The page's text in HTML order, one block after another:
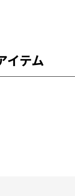
イテム